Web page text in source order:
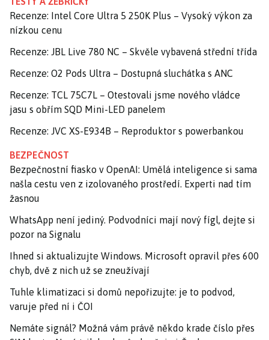
Recenze: Intel Core Ultra 5 250K Plus – Vysoký výkon za
nízkou cenu
Recenze: JBL Live 780 NC – Skvěle vybavená střední třída
Recenze: O2 Pods Ultra – Dostupná sluchátka s ANC
Recenze: TCL 75C7L – Otestovali jsme nového vládce
jasu s obřím SQD Mini-LED panelem
Recenze: JVC XS-E934B – Reproduktor s powerbankou
BEZPEČNOST
Bezpečnostní fiasko v OpenAI: Umělá inteligence si sama
našla cestu ven z izolovaného prostředí. Experti nad tím
žasnou
WhatsApp není jediný. Podvodníci mají nový fígl, dejte si
pozor na Signalu
Ihned si aktualizujte Windows. Microsoft opravil přes 600
chyb, dvě z nich už se zneužívají
Tuhle klimatizaci si domů nepořizujte: je to podvod,
varuje před ní i ČOI
Nemáte signál? Možná vám právě někdo krade číslo přes